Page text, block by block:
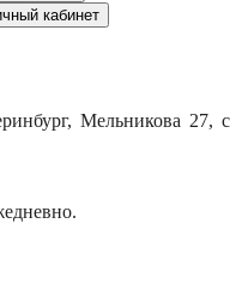
кабинет
Мельникова 27, с